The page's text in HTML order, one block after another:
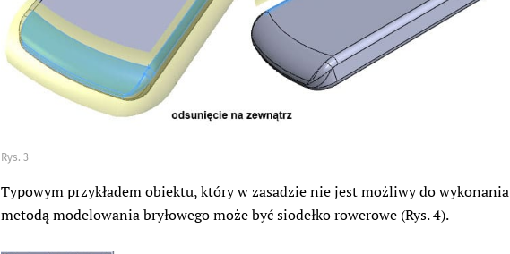
Rys. 3
Typowym przykładem obiektu, który w zasadzie nie jest możliwy do wykonania
metodą modelowania bryłowego może być siodełko rowerowe (Rys. 4).